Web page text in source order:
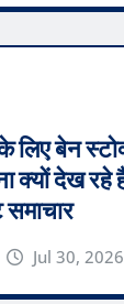
बेन
क्यों देख
Jul 30, 2026